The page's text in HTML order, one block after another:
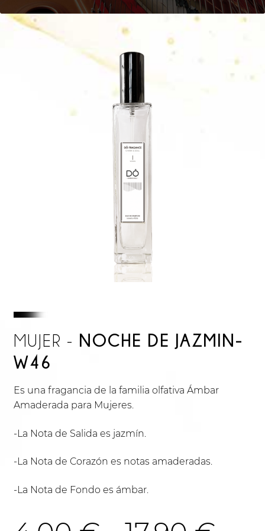
MUJER - NOCHE DE JAZMIN-
W46
Es una fragancia de la familia olfativa Ámbar
Amaderada para Mujeres.
-La Nota de Salida es jazmín.
-La Nota de Corazón es notas amaderadas.
-La Nota de Fondo es ámbar.